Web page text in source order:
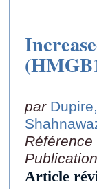
par
Référence
Publication
Article